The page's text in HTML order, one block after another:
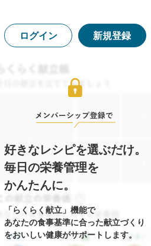
ログイン 新規登録
好きなレシピを選ぶだけ。
毎日の栄養管理を
かんたんに。
「らくらく献立」機能で
あなたの食事基準に合った献立づくり
をおいしい健康がサポートします。